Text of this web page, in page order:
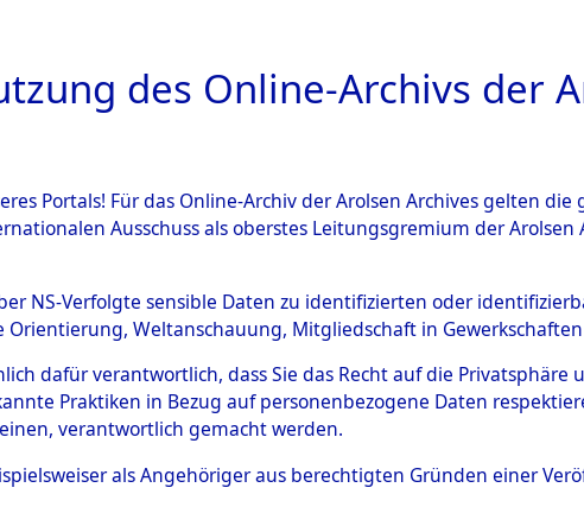
BESTANDSBESCHREIBUNG ARCHIVALE ÜBERSICHT
zu den Orten Cham
(84603421)
0002
des Online-Archivs der
Portals! Für das Online-Archiv der Arolsen Archives gelten
Ausschuss als oberstes Leitungsgremium der
NS-Verfolgte sensible Daten zu identifizierten oder
Orientierung, Weltanschauung, Mitgliedschaft in
dafür verantwortlich, dass Sie das Recht auf die
Praktiken in Bezug auf personenbezogene Daten
verantwortlich gemacht werden.
als Angehöriger aus berechtigten Gründen einer